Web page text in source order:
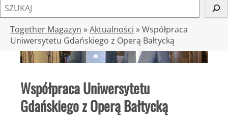
z
Together Magazyn »Aktualności »Współpraca
Uniwersytetu Gdańskiego z Operą Bałtycką
Współpraca Uniwersytetu
Gdańskiego z Operą Bałtycką